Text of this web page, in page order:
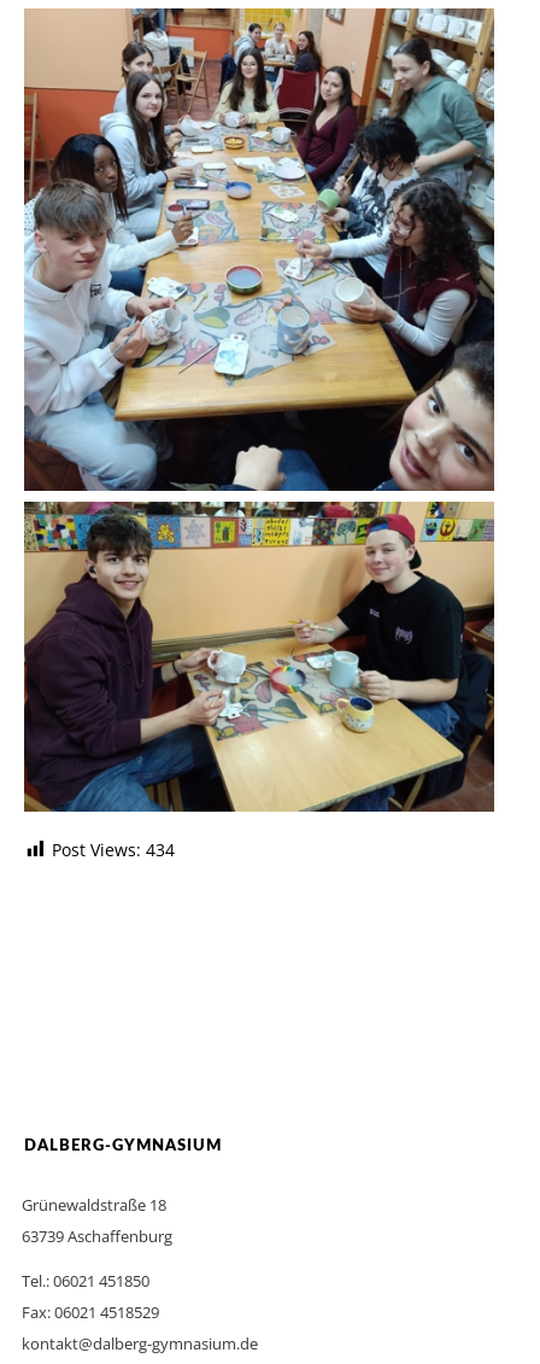
Post Views: 434
DALBERG-GYMNASIUM
Grünewaldstraße 18
63739 Aschaffenburg
Tel.: 06021 451850
Fax: 06021 4518529
kontakt@dalberg-gymnasium.de